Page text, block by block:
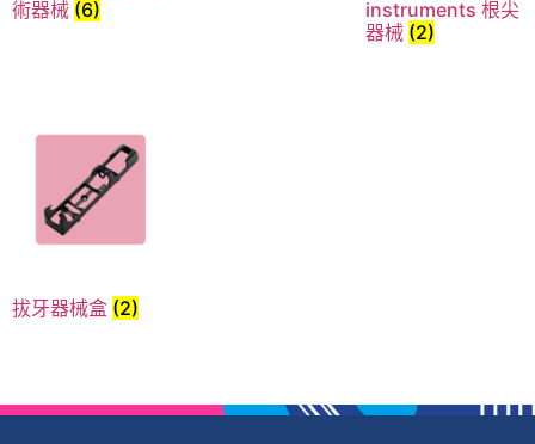
術器械 (6)
instruments 根尖
器械 (2)
拔牙器械盒 (2)